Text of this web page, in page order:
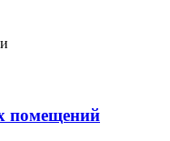
помещений